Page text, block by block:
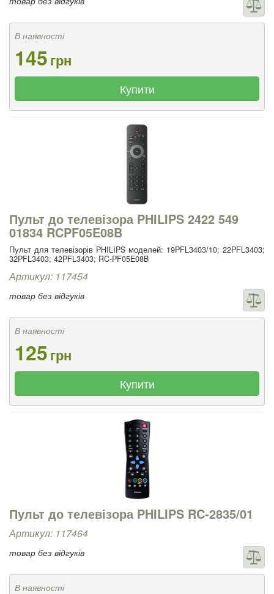
В наявності
145грн
Купити
Пульт до телевізора PHILIPS 2422 549
01834 RCPF05E08B
Пульт для телевізорів PHILIPS моделей: 19PFL3403/10; 22PFL3403;
32PFL3403; 42PFL3403; RC-PF05E08B
Артикул: 117454
товар без відгуків
В наявності
125грн
Купити
Пульт до телевізора PHILIPS RC-2835/01
Артикул: 117464
товар без відгуків
В наявності